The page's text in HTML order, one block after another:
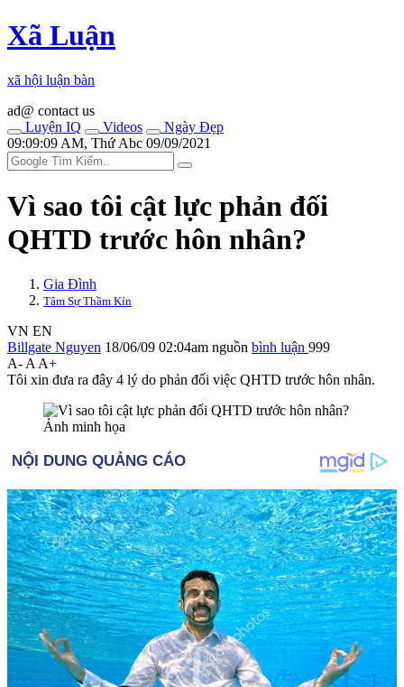
Xã Luận
xã hội luận bàn
ad@ contact us
Luyện IQ
Videos
Ngày Đẹp
09:09:09 AM, Thứ Abc 09/09/2021
Vì sao tôi cật lực phản đối
QHTD trước hôn nhân?
Gia Đình
Tâm Sự Thầm Kín
VN EN
Billgate Nguyen 18/06/09 02:04am nguồn bình luận 999
A- A A+
Tôi xin đưa ra đây 4 lý do phản đối việc QHTD trước hôn nhân.
Ảnh minh họa